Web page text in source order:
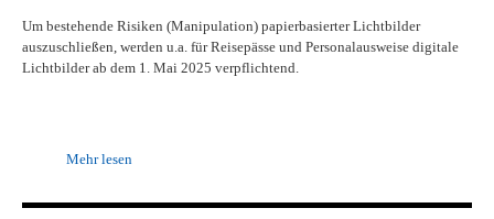
Um bestehende Risiken (Manipulation) papierbasierter Lichtbilder
auszuschließen, werden u.a. für Reisepässe und Personalausweise digitale
Lichtbilder ab dem 1. Mai 2025 verpflichtend.
Mehr lesen